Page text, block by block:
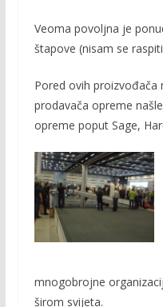
Veoma povoljna je
štapove (nisam se
Pored ovih proizvođača
prodavača opreme
opreme poput Sage,
mnogobrojne
širom svijeta.